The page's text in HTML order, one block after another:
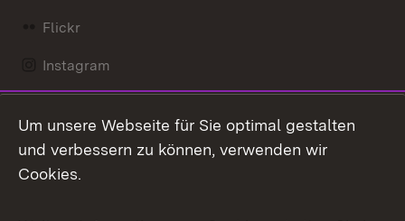
Flickr
Instagram
Mastodon
Messenger
Social Wall
Um unsere Webseite für Sie optimal gestalten
und verbessern zu können, verwenden wir
Cookies.